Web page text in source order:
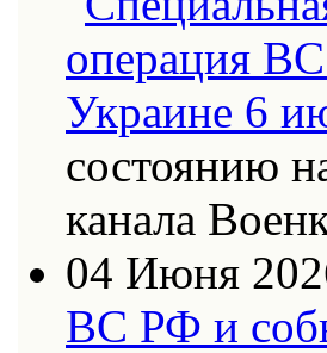
состоянию
канала
04 Июня
ВС РФ и